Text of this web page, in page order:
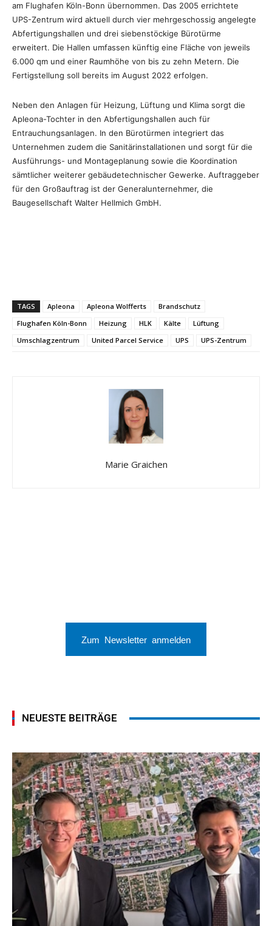
am Flughafen Köln-Bonn übernommen. Das 2005 errichtete
UPS-Zentrum wird aktuell durch vier mehrgeschossig angelegte
Abfertigungshallen und drei siebenstöckige Bürotürme
erweitert. Die Hallen umfassen künftig eine Fläche von jeweils
6.000 qm und einer Raumhöhe von bis zu zehn Metern. Die
Fertigstellung soll bereits im August 2022 erfolgen.
Neben den Anlagen für Heizung, Lüftung und Klima sorgt die
Apleona-Tochter in den Abfertigungshallen auch für
Entrauchungsanlagen. In den Bürotürmen integriert das
Unternehmen zudem die Sanitärinstallationen und sorgt für die
Ausführungs- und Montageplanung sowie die Koordination
sämtlicher weiterer gebäudetechnischer Gewerke. Auftraggeber
für den Großauftrag ist der Generalunternehmer, die
Baugesellschaft Walter Hellmich GmbH.
TAGS Apleona Apleona Wolfferts
Brandschutz
Flughafen Köln-Bonn
Heizung HLK Kälte
Lüftung
Umschlagzentrum
United Parcel Service UPS UPS-Zentrum
Marie Graichen
Zum Newsletter anmelden
NEUESTE BEITRÄGE